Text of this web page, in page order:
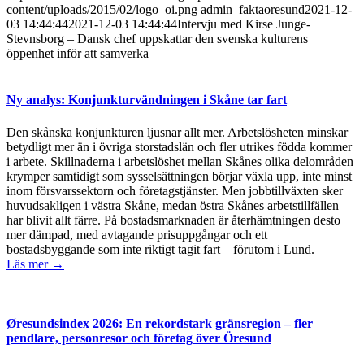
content/uploads/2015/02/logo_oi.png admin_faktaoresund2021-12-
03 14:44:442021-12-03 14:44:44Intervju med Kirse Junge-
Stevnsborg – Dansk chef uppskattar den svenska kulturens
öppenhet inför att samverka
Ny analys: Konjunkturvändningen i Skåne tar fart
Den skånska konjunkturen ljusnar allt mer. Arbetslösheten minskar
betydligt mer än i övriga storstadslän och fler utrikes födda kommer
i arbete. Skillnaderna i arbetslöshet mellan Skånes olika delområden
krymper samtidigt som sysselsättningen börjar växla upp, inte minst
inom försvarssektorn och företagstjänster. Men jobbtillväxten sker
huvudsakligen i västra Skåne, medan östra Skånes arbetstillfällen
har blivit allt färre. På bostadsmarknaden är återhämtningen desto
mer dämpad, med avtagande prisuppgångar och ett
bostadsbyggande som inte riktigt tagit fart – förutom i Lund.
Läs mer →
Øresundsindex 2026: En rekordstark gränsregion – fler
pendlare, personresor och företag över Öresund